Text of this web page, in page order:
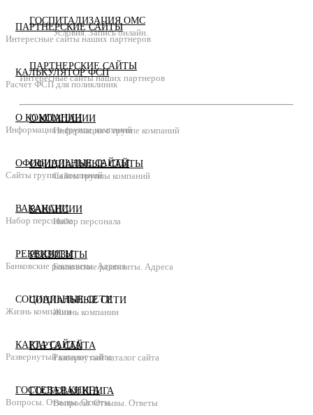
ГОСПИТАЛИЗАЦИЯ ОМС
Условия. Запись онлайн.
ПАРТНЕРСКИЕ САЙТЫ
Интересные сайты наших партнеров
О КОМПАНИИ
Информация о группе компаний
ОФИЦИАЛЬНЫЕ САЙТЫ
Сайты группы компаний
ВАКАНСИИ
Набор персонала
РЕКВИЗИТЫ
Банковские реквизиты. Адреса
СОЦИАЛЬНЫЕ СЕТИ
Жизнь компании
КАРТА САЙТА
Развернутый каталог сайта
ГОСТЕВАЯ КНИГА
Вопросы. Отзывы. Ответы
ПАРТНЕРСКИЕ САЙТЫ
Интересные сайты наших партнеров
КАЛЬКУЛЯТОР ФСП
Расчет ФСП для поликлиник
О КОМПАНИИ
Информация о группе компаний
ОФИЦИАЛЬНЫЕ САЙТЫ
Сайты группы компаний
ВАКАНСИИ
Набор персонала
РЕКВИЗИТЫ
Банковские реквизиты. Адреса
СОЦИАЛЬНЫЕ СЕТИ
Жизнь компании
КАРТА САЙТА
Развернутый каталог сайта
ГОСТЕВАЯ КНИГА
Вопросы. Отзывы. Ответы